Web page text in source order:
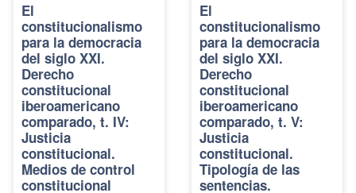
El
constitucionalismo
para la democracia
del siglo XXI.
Derecho
constitucional
iberoamericano
comparado, t. IV:
Justicia
constitucional.
Medios de control
constitucional
El
constitucionalismo
para la democracia
del siglo XXI.
Derecho
constitucional
iberoamericano
comparado, t. V:
Justicia
constitucional.
Tipología de las
sentencias.